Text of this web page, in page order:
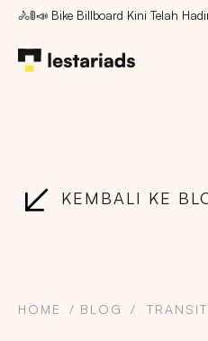
🚴🚦📣 Bike Billboard Kini Telah
KEMBALI KE
HOME BLOG